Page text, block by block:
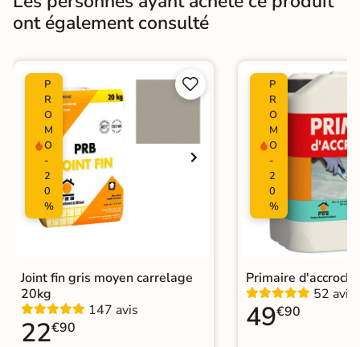
Finition Mate
Surface Lisse
Résistant au Gel
Pièce humides
Plancher
Chauffant
Conditionnement
Pose
Support
ont également consulté
P
R
O
M
O
-
2
0
%


Joint fin gris moyen carrelage
20kg
147 avis
22€90
P
R
O
M
O
-
2
0
%
Primaire
52 avis
49€90